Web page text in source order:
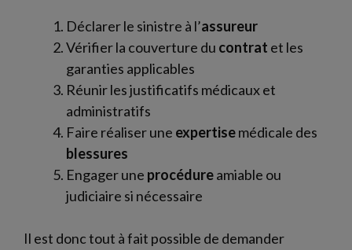
Déclarer le sinistre à l’assureur
Vérifier la couverture du contrat et les
garanties applicables
Réunir les justificatifs médicaux et
administratifs
Faire réaliser une expertisemédicale des
blessures
Engager une procédureamiable ou
judiciaire si nécessaire
Il est donc tout à fait possible de demander